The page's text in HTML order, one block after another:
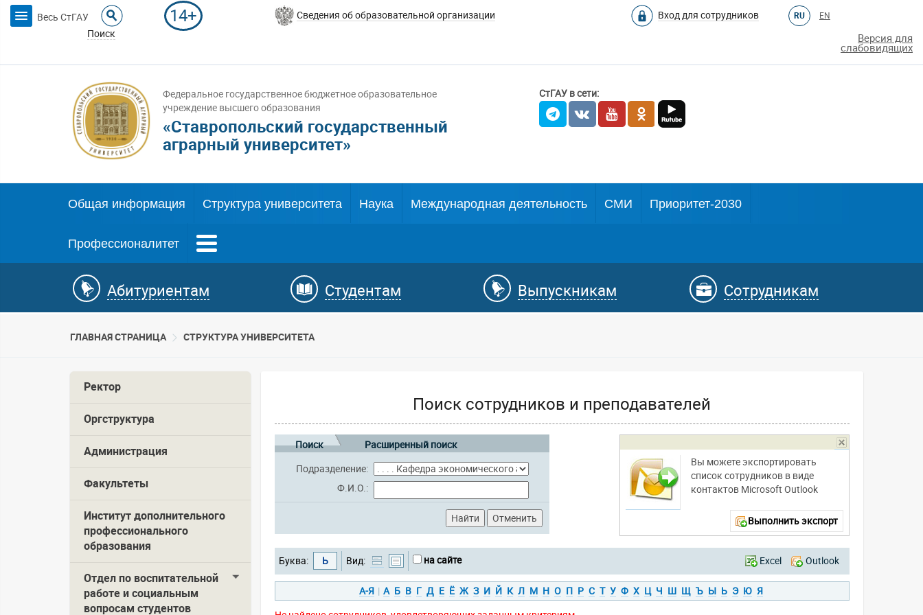
Весь СтГАУ
Поиск
14+ Сведения об образовательной организации Вход для сотрудников RU EN
Версия для
слабовидящих
Федеральное государственное бюджетное образовательное
учреждение высшего образования
«Ставропольский государственный
аграрный университет»
СтГАУ в сети:
Общая информация Структура университета Наука Международная деятельность СМИ Приоритет-2030
Профессионалитет
Абитуриентам Студентам Выпускникам Сотрудникам
ГЛАВНАЯ СТРАНИЦА CТРУКТУРА УНИВЕРСИТЕТА
Ректор
Оргструктура
Администрация
Факультеты
Институт дополнительного
профессионального
образования
Отдел по воспитательной
работе и социальным
вопросам студентов
Поиск сотрудников и преподавателей
Вы можете экспортировать
список сотрудников в виде
контактов Microsoft Outlook
Выполнить экспорт
Поиск Расширенный поиск
Подразделение:
Ф.И.О.:
Буква: Ь Вид: на сайте Excel Outlook
А-Я | А Б В Г Д Е Ё Ж З И Й К Л М Н О П Р С Т У Ф Х Ц Ч Ш Щ Ъ Ы Ь Э Ю Я